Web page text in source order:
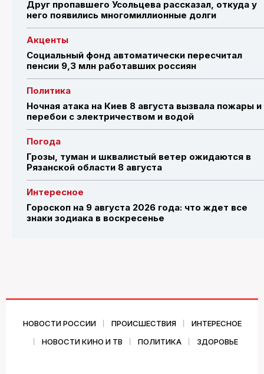
Друг пропавшего Усольцева рассказал, откуда у
него появились многомиллионные долги
Акценты
Социальный фонд автоматически пересчитал
пенсии 9,3 млн работавших россиян
Политика
Ночная атака на Киев 8 августа вызвала пожары и
перебои с электричеством и водой
Погода
Грозы, туман и шквалистый ветер ожидаются в
Рязанской области 8 августа
Интересное
Гороскоп на 9 августа 2026 года: что ждет все
знаки зодиака в воскресенье
НОВОСТИ РОССИИ ПРОИСШЕСТВИЯ
ИНТЕРЕСНОЕ
НОВОСТИ КИНО И ТВ
ПОЛИТИКА ЗДОРОВЬЕ